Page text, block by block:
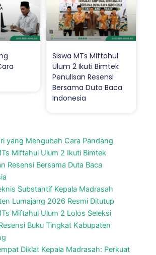
Siswa MTs Miftahul
Ulum 2 Ikuti Bimtek
Penulisan Resensi
Bersama Duta Baca
Indonesia
yang Mengubah Cara Pandang
Miftahul Ulum 2 Ikuti Bimtek
Resensi Bersama Duta Baca
Substantif Kepala Madrasah
Lumajang 2026 Resmi Ditutup
Miftahul Ulum 2 Lolos Seleksi
Buku Tingkat Kabupaten
Diklat Kepala Madrasah: Perkuat